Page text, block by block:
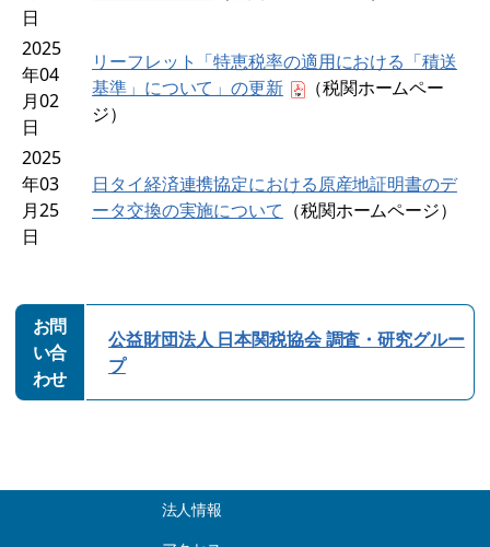
日
2025
年04
月02
日
リーフレット「特恵税率の適用における「積送
基準」について」の更新
（税関ホームペー
ジ）
2025
年03
月25
日
日タイ経済連携協定における原産地証明書のデ
ータ交換の実施について （税関ホームページ）
お問
い合
わせ
公益財団法人 日本関税協会 調査・研究グルー
プ
法人情報